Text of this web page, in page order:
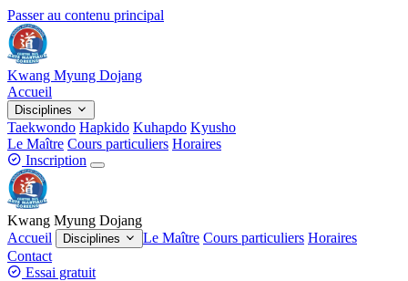
Passer au contenu principal
Kwang Myung Dojang
Accueil
Disciplines
Taekwondo Hapkido Kuhapdo Kyusho
Le Maître Cours particuliers Horaires
Inscription
Kwang Myung Dojang
Accueil
Disciplines Le Maître Cours particuliers Horaires
Contact
Essai gratuit